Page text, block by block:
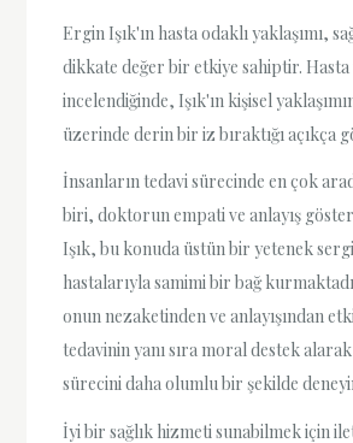
Ergin Işık'ın hasta odaklı yaklaşımı,
dikkate değer bir etkiye sahiptir.
incelendiğinde, Işık'ın kişisel
üzerinde derin bir iz bıraktığı açıkça
İnsanların tedavi sürecinde en çok
biri, doktorun empati ve anlayış
Işık, bu konuda üstün bir yetenek
hastalarıyla samimi bir bağ
onun nezaketinden ve anlayışından
tedavinin yanı sıra moral destek
sürecini daha olumlu bir şekilde
İyi bir sağlık hizmeti sunabilmek için